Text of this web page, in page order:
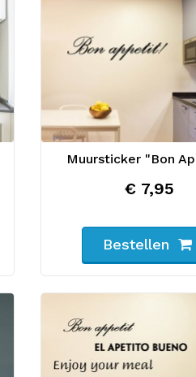
Muursticker "Bon
€ 7,95
Bestellen